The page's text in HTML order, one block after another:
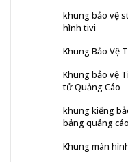
khung bảo vệ
hình tivi
Khung Bảo Vệ
Khung bảo vệ
tử Quảng Cáo
khung kiếng
bảng quảng
Khung màn